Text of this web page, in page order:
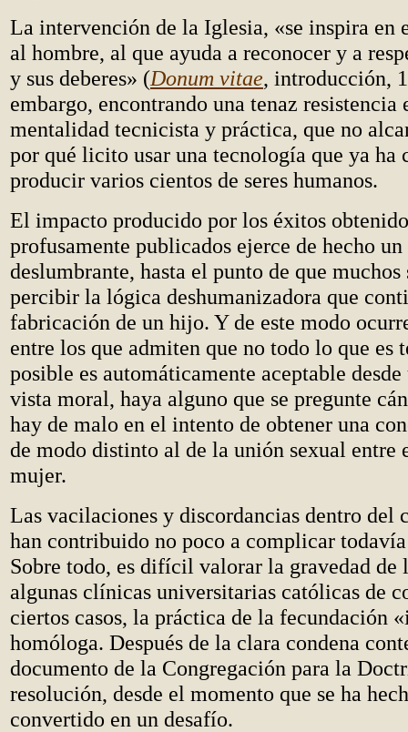
La intervención de la Iglesia, «se inspira en
al hombre, al que ayuda a reconocer y a
y sus deberes» (Donum vitae, introducción,
embargo, encontrando una tenaz
mentalidad tecnicista y práctica, que no
por qué licito usar una tecnología que ya ha
producir varios cientos de seres humanos.
El impacto producido por los éxitos
profusamente publicados ejerce de hecho
deslumbrante, hasta el punto de que muchos
percibir la lógica deshumanizadora que
fabricación de un hijo. Y de este modo
entre los que admiten que no todo lo que es
posible es automáticamente aceptable
vista moral, haya alguno que se pregunte
hay de malo en el intento de obtener una
de modo distinto al de la unión sexual entre
mujer.
Las vacilaciones y discordancias dentro del
han contribuido no poco a complicar
Sobre todo, es difícil valorar la gravedad de
algunas clínicas universitarias católicas de
ciertos casos, la práctica de la fecundación
homóloga. Después de la clara condena
documento de la Congregación para la
resolución, desde el momento que se ha
convertido en un desafío.